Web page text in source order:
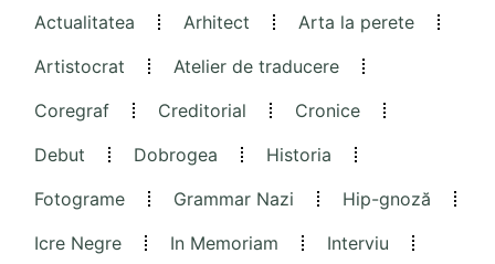
Actualitatea Arhitect
Arta la perete
Artistocrat
Atelier de traducere
Coregraf
Creditorial
Cronice
Debut
Dobrogea
Historia
Fotograme
Grammar Nazi
Hip-gnoză
Icre Negre
In Memoriam
Interviu